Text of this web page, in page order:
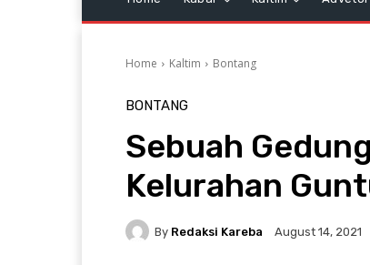
Home Kaltim Bontang
BONTANG
Sebuah
Kelurahan
By Redaksi Kareba August 14, 2021